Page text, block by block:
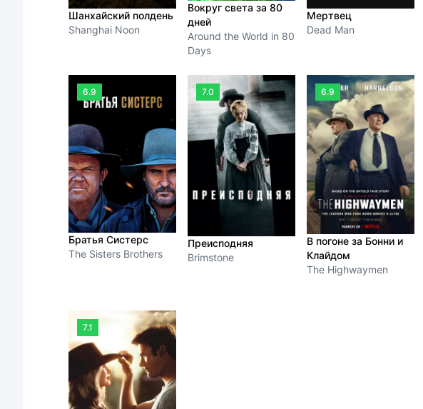
Шанхайский полдень
Shanghai Noon
Вокруг света за 80
дней
Around the World in 80
Days
Мертвец
Dead Man
6.9
Братья Систерс
The Sisters Brothers
7.0
Преисподняя
Brimstone
6.9
В погоне за Бонни и
Клайдом
The Highwaymen
7.1